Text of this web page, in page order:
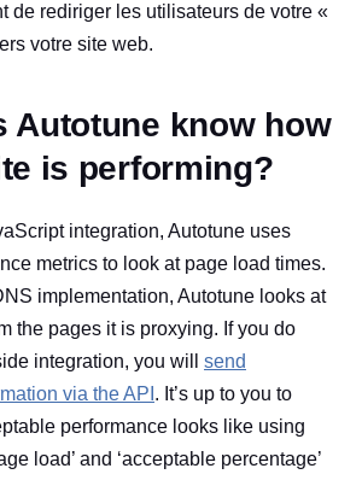
de rediriger les utilisateurs de votre «
votre site web.
Autotune know how
is performing?
integration, Autotune uses
metrics to look at page load times.
implementation, Autotune looks at
the pages it is proxying. If you do
integration, you will send
via the API . It’s up to you to
performance looks like using
load’ and ‘acceptable percentage’